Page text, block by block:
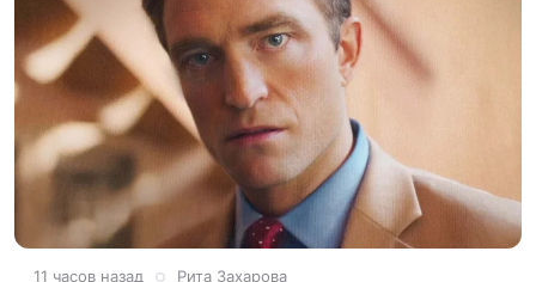
11 часов назад Рита Захарова